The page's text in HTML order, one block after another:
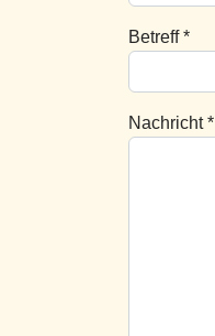
Betreff*
Nachricht*